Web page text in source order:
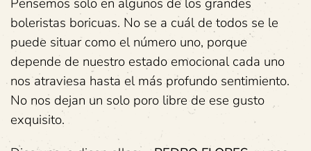
boleristas boricuas. No se a cuál de todos se le
puede situar como el número uno, porque
depende de nuestro estado emocional cada uno
nos atraviesa hasta el más profundo sentimiento.
No nos dejan un solo poro libre de ese gusto
exquisito.